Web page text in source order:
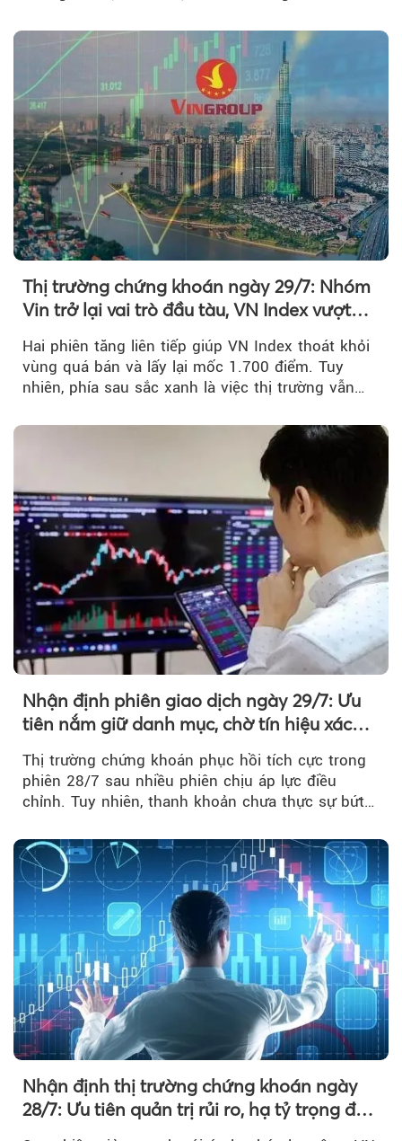
Thị trường chứng khoán ngày 29/7: Nhóm
Vin trở lại vai trò đầu tàu, VN Index vượt
Hai phiên tăng liên tiếp giúp VN Index thoát khỏi
vùng quá bán và lấy lại mốc 1.700 điểm. Tuy
nhiên, phía sau sắc xanh là việc thị trường vẫn
tiền vẫn chưa thực sự trở lại.
Nhận định phiên giao dịch ngày 29/7: Ưu
tiên nắm giữ danh mục, chờ tín hiệu xác
Thị trường chứng khoán phục hồi tích cực trong
phiên 28/7 sau nhiều phiên chịu áp lực điều
chỉnh. Tuy nhiên, thanh khoản chưa thực sự bứt
Nhận định thị trường chứng khoán ngày
28/7: Ưu tiên quản trị rủi ro, hạ tỷ trọng đòn